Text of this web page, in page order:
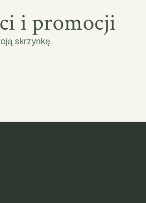
i promocji
skrzynkę.